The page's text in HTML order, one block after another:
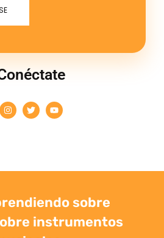
sobre
instrumentos